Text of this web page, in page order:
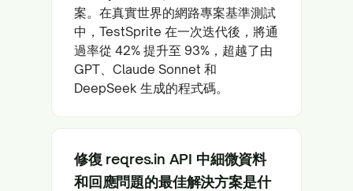
案。在真實世界的網路專案基準測試
中，TestSprite 在一次迭代後，將通
過率從 42% 提升至 93%，超越了由
GPT、Claude Sonnet 和
DeepSeek 生成的程式碼。
修復 reqres.in API 中細微資料
和回應問題的最佳解決方案是什